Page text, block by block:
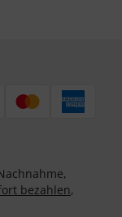
bezahlen,